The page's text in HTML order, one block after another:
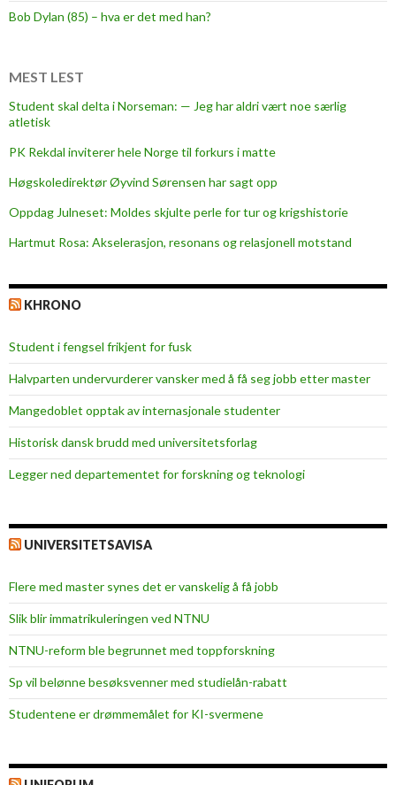
e
n
e
n
j
e
e
å
k
a
d
e
m
k
o
i
k
o
t
t
a
s
Bob Dylan (85) – hva er det med han?
MEST LEST
Student skal delta i Norseman: — Jeg har aldri vært noe særlig
atletisk
PK Rekdal inviterer hele Norge til forkurs i matte
Høgskoledirektør Øyvind Sørensen har sagt opp
Oppdag Julneset: Moldes skjulte perle for tur og krigshistorie
Hartmut Rosa: Akselerasjon, resonans og relasjonell motstand
KHRONO
Student i fengsel frikjent for fusk
Halvparten undervurderer vansker med å få seg jobb etter master
Mangedoblet opptak av internasjonale studenter
Historisk dansk brudd med universitetsforlag
Legger ned departementet for forskning og teknologi
UNIVERSITETSAVISA
Flere med master synes det er vanskelig å få jobb
Slik blir immatrikuleringen ved NTNU
NTNU-reform ble begrunnet med toppforskning
Sp vil belønne besøksvenner med studielån-rabatt
Studentene er drømmemålet for KI-svermene